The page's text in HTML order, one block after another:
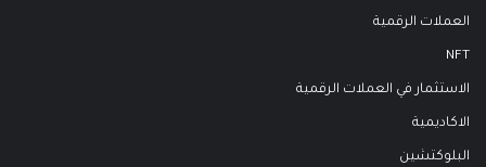
العملات الرقمية
NFT
الاستثمار في العملات الرقمية
الاكاديمية
البلوكتشين